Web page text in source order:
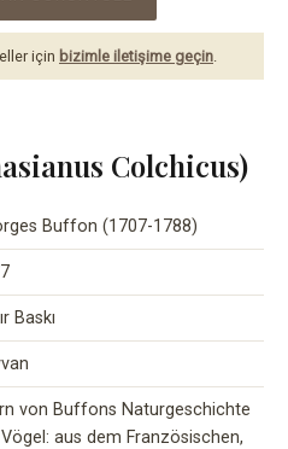
için bizimle iletişime geçin.
Colchicus)
Buffon (1707-1788)
Baskı
von Buffons Naturgeschichte
aus dem Französischen,